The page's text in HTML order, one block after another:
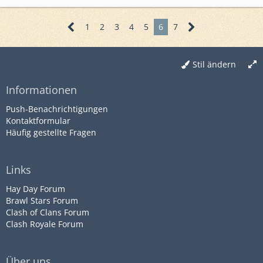
1 2 3 4 5 6 7
Stil ändern
Informationen
Push-Benachrichtigungen
Kontaktformular
Häufig gestellte Fragen
Links
Hay Day Forum
Brawl Stars Forum
Clash of Clans Forum
Clash Royale Forum